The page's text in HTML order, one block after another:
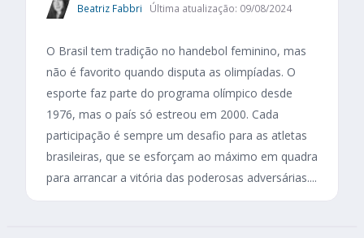
Beatriz Fabbri Última atualização: 09/08/2024
O Brasil tem tradição no handebol feminino, mas
não é favorito quando disputa as olimpíadas. O
esporte faz parte do programa olímpico desde
1976, mas o país só estreou em 2000. Cada
participação é sempre um desafio para as atletas
brasileiras, que se esforçam ao máximo em quadra
para arrancar a vitória das poderosas adversárias....